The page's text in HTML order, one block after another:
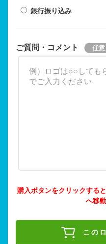
銀行振り込み
ご質問・コメント
購入ボタンをクリックする
へ移
この